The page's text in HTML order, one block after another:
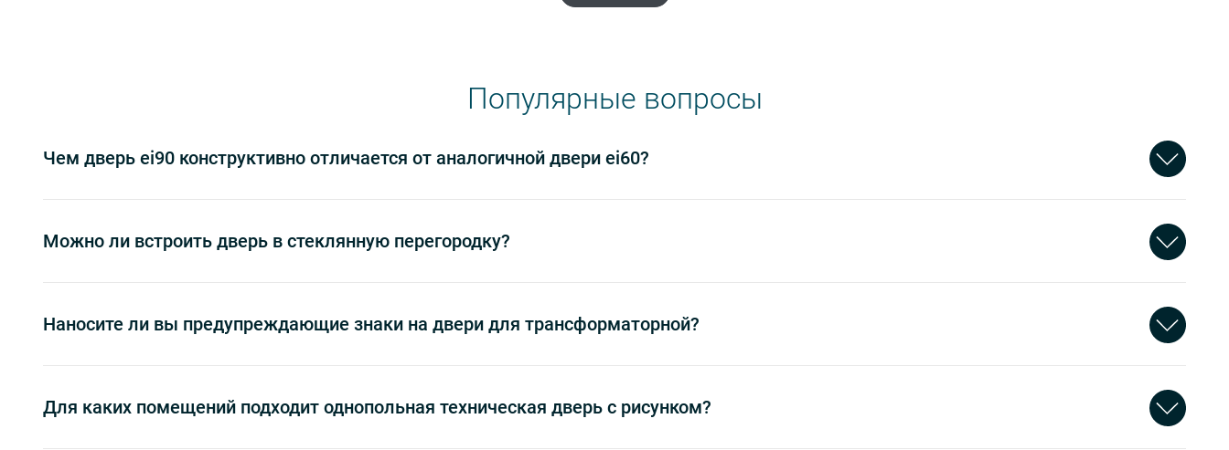
Популярные вопросы
Чем дверь ei90 конструктивно отличается от аналогичной двери ei60?
Можно ли встроить дверь в стеклянную перегородку?
Наносите ли вы предупреждающие знаки на двери для трансформаторной?
Для каких помещений подходит однопольная техническая дверь с рисунком?